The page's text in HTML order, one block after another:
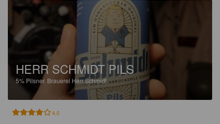
HERR SCHMIDT PILS
5% Pilsner. Brauerei Herr Schmidt.
4.0